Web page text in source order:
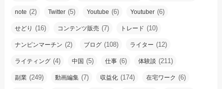
note (2) Twitter (5) Youtube (6) Youtuber (6)
せどり (16) コンテンツ販売 (7) トレード (10)
ナンピンマーチン (2) ブログ (108) ライター (12)
ライティング (4) 中国 (5) 仕事 (6) 体験談 (211)
副業 (249) 動画編集 (7) 収益化 (174) 在宅ワーク (6)